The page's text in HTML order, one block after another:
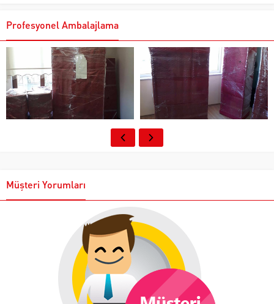
Profesyonel Ambalajlama
Müşteri Yorumları